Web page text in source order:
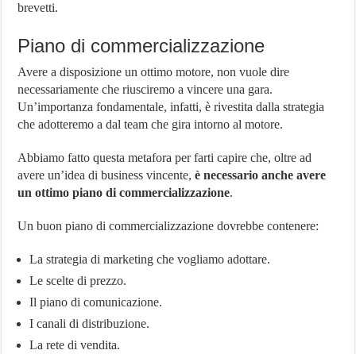
brevetti.
Piano di commercializzazione
Avere a disposizione un ottimo motore, non vuole dire
necessariamente che riusciremo a vincere una gara.
Un’importanza fondamentale, infatti, è rivestita dalla strategia
che adotteremo a dal team che gira intorno al motore.
Abbiamo fatto questa metafora per farti capire che, oltre ad
avere un’idea di business vincente,è necessario anche avere
un ottimo piano di commercializzazione.
Un buon piano di commercializzazione dovrebbe contenere:
La strategia di marketing che vogliamo adottare.
Le scelte di prezzo.
Il piano di comunicazione.
I canali di distribuzione.
La rete di vendita.